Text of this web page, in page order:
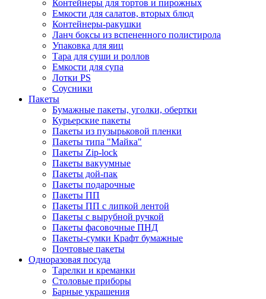
Контейнеры для тортов и пирожных
Емкости для салатов, вторых блюд
Контейнеры-ракушки
Ланч боксы из вспененного полистирола
Упаковка для яиц
Тара для суши и роллов
Емкости для супа
Лотки PS
Соусники
Пакеты
Бумажные пакеты, уголки, обертки
Курьерские пакеты
Пакеты из пузырьковой пленки
Пакеты типа "Майка"
Пакеты Zip-lock
Пакеты вакуумные
Пакеты дой-пак
Пакеты подарочные
Пакеты ПП
Пакеты ПП с липкой лентой
Пакеты с вырубной ручкой
Пакеты фасовочные ПНД
Пакеты-сумки Крафт бумажные
Почтовые пакеты
Одноразовая посуда
Тарелки и креманки
Столовые приборы
Барные украшения